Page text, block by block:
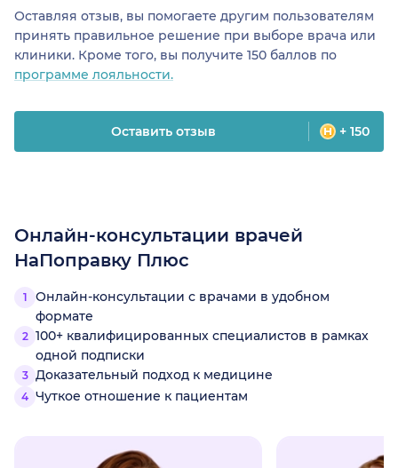
Оставляя отзыв, вы помогаете другим пользователям
принять правильное решение при выборе врача или
клиники. Кроме того, вы получите 150 баллов по
программе лояльности.
Оставить отзыв + 150
Онлайн-консультации врачей
НаПоправку Плюс
Онлайн-консультации с врачами в удобном
формате
100+ квалифицированных специалистов в рамках
одной подписки
Доказательный подход к медицине
Чуткое отношение к пациентам